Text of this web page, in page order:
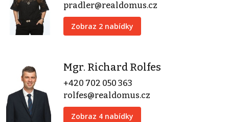
pradler@realdomus.cz
Zobraz 2 nabídky
Mgr. Richard Rolfes
+420 702 050 363
rolfes@realdomus.cz
Zobraz 4 nabídky